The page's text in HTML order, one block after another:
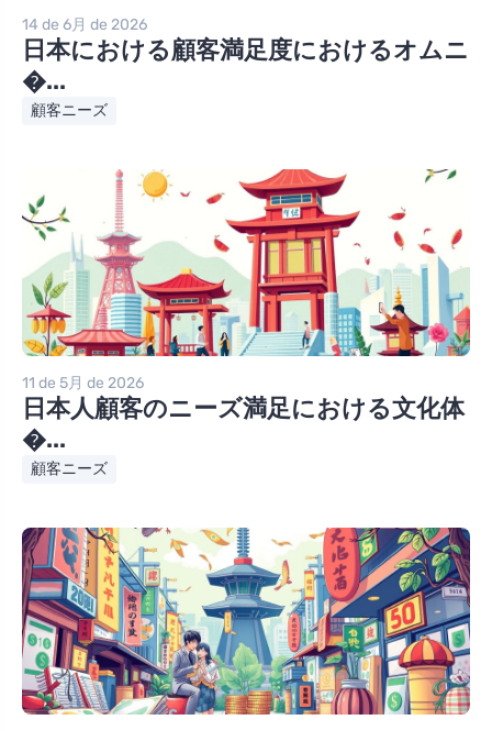
14 de 6月 de 2026
日本における顧客満足度におけるオムニ
�...
顧客ニーズ
11 de 5月 de 2026
日本人顧客のニーズ満足における文化体
�...
顧客ニーズ